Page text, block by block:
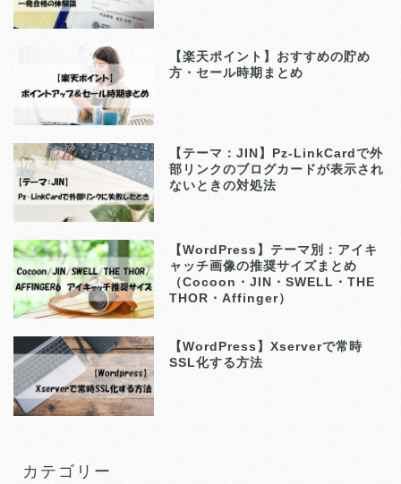
【楽天ポイント】おすすめの貯め
方・セール時期まとめ
【テーマ：JIN】Pz-LinkCardで外
部リンクのブログカードが表示され
ないときの対処法
【WordPress】テーマ別：アイキ
ャッチ画像の推奨サイズまとめ
（Cocoon・JIN・SWELL・THE
THOR・Affinger）
【WordPress】Xserverで常時
SSL化する方法
カテゴリー